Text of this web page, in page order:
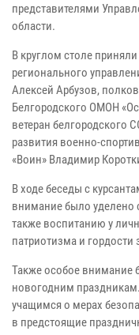
представителями
области.
В круглом столе
регионального
Алексей Арбузов,
Белгородского ОМОН
ветеран белгородского
развития военно-
«Воин» Владимир
В ходе беседы с
внимание было уделено
также воспитанию у
патриотизма и гордости
Также особое
новогодним
учащимся о мерах
в предстоящие